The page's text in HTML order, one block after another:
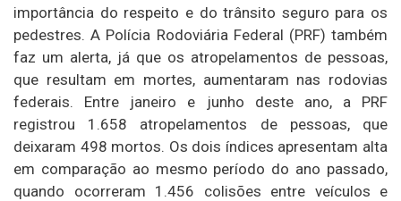
importância do respeito e do trânsito seguro para os
pedestres. A Polícia Rodoviária Federal (PRF) também
faz um alerta, já que os atropelamentos de pessoas,
que resultam em mortes, aumentaram nas rodovias
federais. Entre janeiro e junho deste ano, a PRF
registrou 1.658 atropelamentos de pessoas, que
deixaram 498 mortos. Os dois índices apresentam alta
em comparação ao mesmo período do ano passado,
quando ocorreram 1.456 colisões entre veículos e